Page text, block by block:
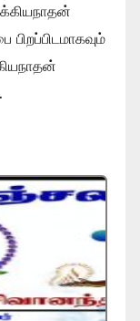
பிறப்பிடமாகவும்